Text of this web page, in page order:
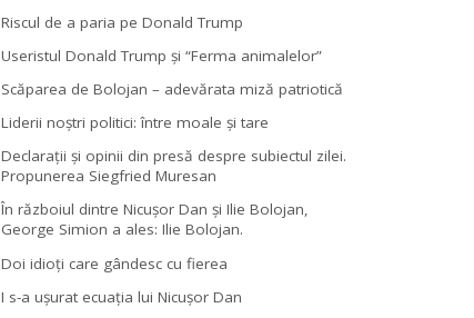
Riscul de a paria pe Donald Trump
Useristul Donald Trump şi “Ferma animalelor”
Scăparea de Bolojan – adevărata miză patriotică
Liderii noştri politici: între moale şi tare
Declaraţii şi opinii din presă despre subiectul zilei.
Propunerea Siegfried Muresan
În războiul dintre Nicuşor Dan şi Ilie Bolojan,
George Simion a ales: Ilie Bolojan.
Doi idioţi care gândesc cu fierea
I s-a uşurat ecuaţia lui Nicuşor Dan